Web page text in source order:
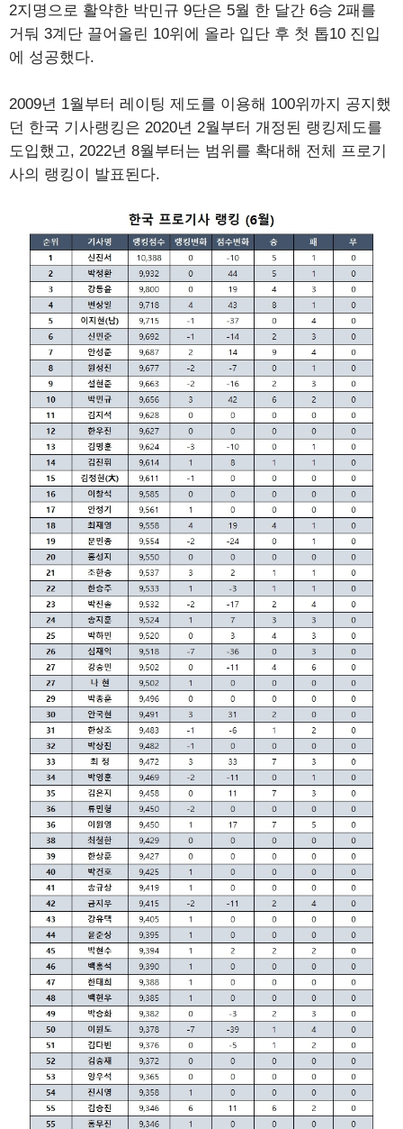
2지명으로 활약한 박민규 9단은 5월 한 달간 6승 2패를
거둬 3계단 끌어올린 10위에 올라 입단 후 첫 톱10 진입
에 성공했다.
2009년 1월부터 레이팅 제도를 이용해 100위까지 공지했
던 한국 기사랭킹은 2020년 2월부터 개정된 랭킹제도를
도입했고, 2022년 8월부터는 범위를 확대해 전체 프로기
사의 랭킹이 발표된다.​